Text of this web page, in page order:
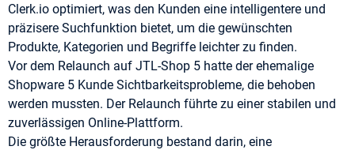
Clerk.io optimiert, was den Kunden eine intelligentere und
präzisere Suchfunktion bietet, um die gewünschten
Produkte, Kategorien und Begriffe leichter zu finden.
Vor dem Relaunch auf JTL-Shop 5 hatte der ehemalige
Shopware 5 Kunde Sichtbarkeitsprobleme, die behoben
werden mussten. Der Relaunch führte zu einer stabilen und
zuverlässigen Online-Plattform.
Die größte Herausforderung bestand darin, eine